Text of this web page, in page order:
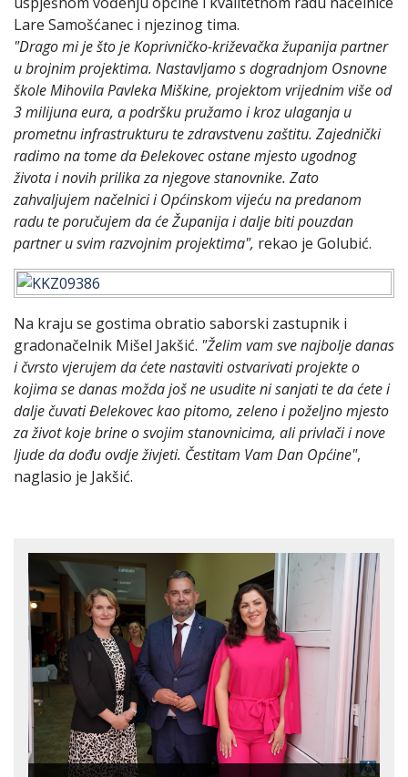
Lare Samošćanec i njezinog tima.
"Drago mi je što je Koprivničko-križevačka županija partner
u brojnim projektima. Nastavljamo s dogradnjom Osnovne
škole Mihovila Pavleka Miškine, projektom vrijednim više od
3 milijuna eura, a podršku pružamo i kroz ulaganja u
prometnu infrastrukturu te zdravstvenu zaštitu. Zajednički
radimo na tome da Đelekovec ostane mjesto ugodnog
života i novih prilika za njegove stanovnike. Zato
zahvaljujem načelnici i Općinskom vijeću na predanom
radu te poručujem da će Županija i dalje biti pouzdan
partner u svim razvojnim projektima", rekao je Golubić.
Na kraju se gostima obratio saborski zastupnik i
gradonačelnik Mišel Jakšić. "Želim vam sve najbolje danas
i čvrsto vjerujem da ćete nastaviti ostvarivati projekte o
kojima se danas možda još ne usudite ni sanjati te da ćete i
dalje čuvati Đelekovec kao pitomo, zeleno i poželjno mjesto
za život koje brine o svojim stanovnicima, ali privlači i nove
ljude da dođu ovdje živjeti. Čestitam Vam Dan Općine",
naglasio je Jakšić.